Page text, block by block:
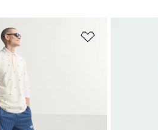
Ajouter à la